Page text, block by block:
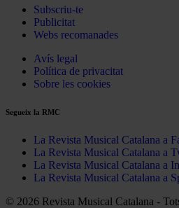
Subscriu-te
Publicitat
Webs recomanades
Avís legal
Política de privacitat
Sobre les cookies
Segueix la RMC
La Revista Musical Catalana a
La Revista Musical Catalana a
La Revista Musical Catalana a
La Revista Musical Catalana a
© 2026 Revista Musical Catalana -